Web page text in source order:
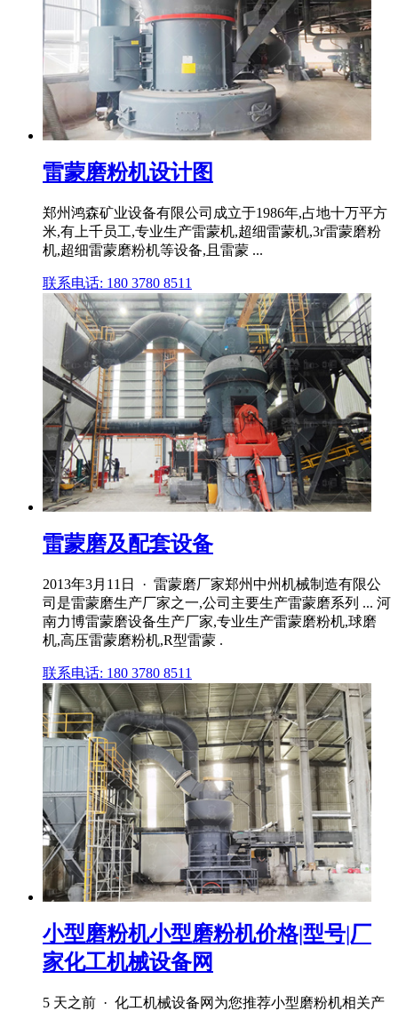
雷蒙磨粉机设计图
郑州鸿森矿业设备有限公司成立于1986年,占地十万平方
米,有上千员工,专业生产雷蒙机,超细雷蒙机,3r雷蒙磨粉
机,超细雷蒙磨粉机等设备,且雷蒙 ...
联系电话: 180 3780 8511
雷蒙磨及配套设备
2013年3月11日 · 雷蒙磨厂家郑州中州机械制造有限公
司是雷蒙磨生产厂家之一,公司主要生产雷蒙磨系列 ... 河
南力博雷蒙磨设备生产厂家,专业生产雷蒙磨粉机,球磨
机,高压雷蒙磨粉机,R型雷蒙 .
联系电话: 180 3780 8511
小型磨粉机小型磨粉机价格|型号|厂
家化工机械设备网
5 天之前 · 化工机械设备网为您推荐小型磨粉机相关产